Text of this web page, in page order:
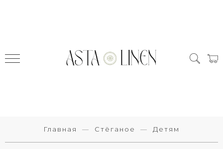
Главная Стёганое Детям